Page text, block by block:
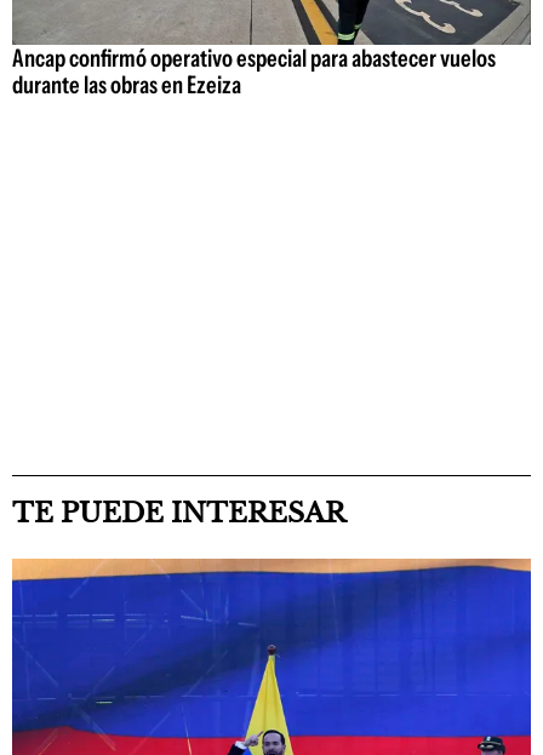
Ancap confirmó operativo especial para abastecer vuelos
durante las obras en Ezeiza
TE PUEDE INTERESAR